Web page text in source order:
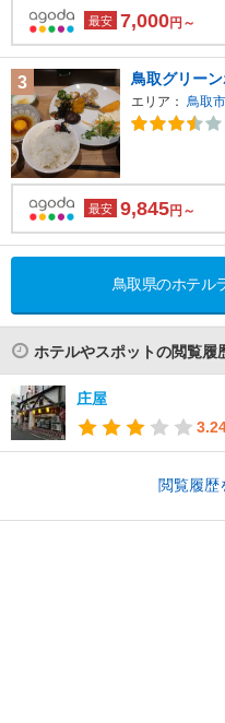
最安 7,000円～
3 鳥取グリー
エリア： 鳥取市
最安 9,845円～
鳥取県のホテル
ホテルやスポットの閲覧履
庄屋
閲覧履歴